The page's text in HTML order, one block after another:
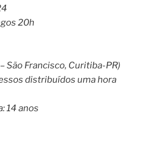
20h
São Francisco, Curitiba-PR)
distribuídos uma hora
14 anos